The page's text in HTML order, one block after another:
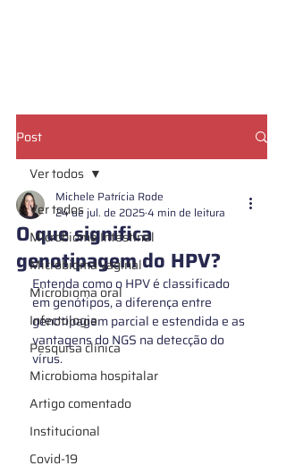
Post
Ver todos
Microbioma Intestinal
Microbioma vaginal
Microbioma oral
Infectologia
Pesquisa clínica
Microbioma hospitalar
Artigo comentado
Institucional
Covid-19
Ver todos
O que significa
genotipagem do HPV?
Michele Patrícia Rode
24 de jul. de 20254 min de leitura
Entenda como o HPV é classificado
em genótipos, a diferença entre
genotipagem parcial e estendida e as
vantagens do NGS na detecção do
vírus.